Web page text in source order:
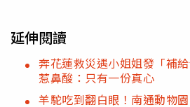
延伸閱讀
奔花蓮救災遇小姐姐發「補
惹鼻酸：只有一份真心
羊駝吃到翻白眼！南通動物